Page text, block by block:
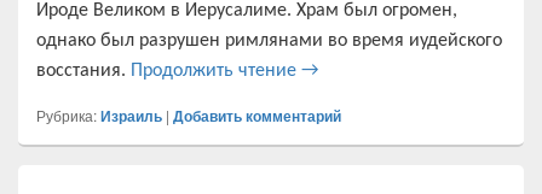
Ироде Великом в Иерусалиме. Храм был огромен,
однако был разрушен римлянами во время иудейского
восстания.
Продолжить чтение Западная стена или «Стена
→
Рубрика:Израиль | Добавить комментарий